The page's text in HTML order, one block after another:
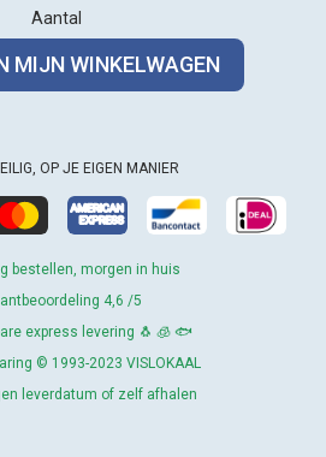
Aantal
MIJN WINKELWAGEN
OP JE EIGEN MANIER
bestellen, morgen in huis
4,6 /5
express levering 🐧 🧊 🐟
© 1993-2023 VISLOKAAL
leverdatum of zelf afhalen